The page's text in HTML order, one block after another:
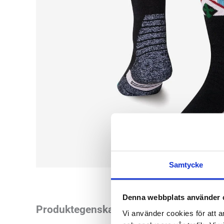
Samtycke
Denna webbplats använder
Vi använder cookies för att
Produktegenskaper
längre än vad vi